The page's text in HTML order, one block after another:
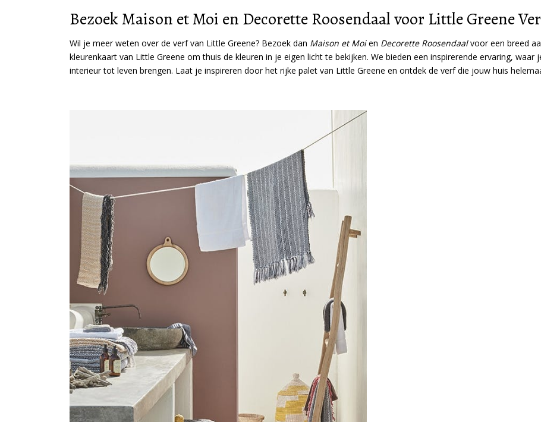
Bezoek Maison et Moi en Decorette Roosendaal voor Little Greene
Wil je meer weten over de verf van Little Greene? Bezoek dan Maison et Moien Decorette Roosendaalvoor een breed
kleurenkaart van Little Greene om thuis de kleuren in je eigen licht te bekijken. We bieden een inspirerende ervaring,
interieur tot leven brengen. Laat je inspireren door het rijke palet van Little Greene en ontdek de verf die jouw huis